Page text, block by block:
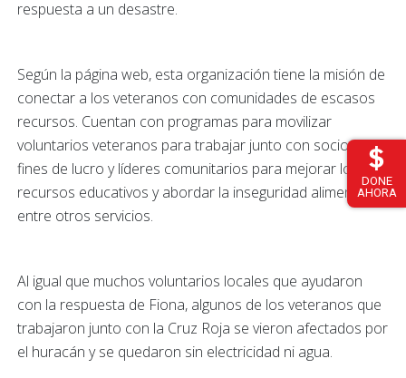
DONE
AHORA
respuesta a un desastre.
Según la página web, esta organización tiene la misión de
conectar a los veteranos con comunidades de escasos
recursos. Cuentan con programas para movilizar
voluntarios veteranos para trabajar junto con socios sin
fines de lucro y líderes comunitarios para mejorar los
recursos educativos y abordar la inseguridad alimentaria,
entre otros servicios.
Al igual que muchos voluntarios locales que ayudaron
con la respuesta de Fiona, algunos de los veteranos que
trabajaron junto con la Cruz Roja se vieron afectados por
el huracán y se quedaron sin electricidad ni agua.